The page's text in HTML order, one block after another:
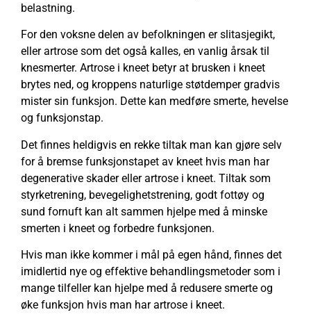
belastning.
For den voksne delen av befolkningen er slitasjegikt,
eller artrose som det også kalles, en vanlig årsak til
knesmerter. Artrose i kneet betyr at brusken i kneet
brytes ned, og kroppens naturlige støtdemper gradvis
mister sin funksjon. Dette kan medføre smerte, hevelse
og funksjonstap.
Det finnes heldigvis en rekke tiltak man kan gjøre selv
for å bremse funksjonstapet av kneet hvis man har
degenerative skader eller artrose i kneet. Tiltak som
styrketrening, bevegelighetstrening, godt fottøy og
sund fornuft kan alt sammen hjelpe med å minske
smerten i kneet og forbedre funksjonen.
Hvis man ikke kommer i mål på egen hånd, finnes det
imidlertid nye og effektive behandlingsmetoder som i
mange tilfeller kan hjelpe med å redusere smerte og
øke funksjon hvis man har artrose i kneet.